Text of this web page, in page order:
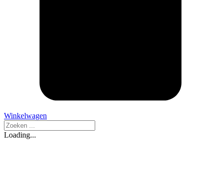
Winkelwagen
Search
...
Loading...